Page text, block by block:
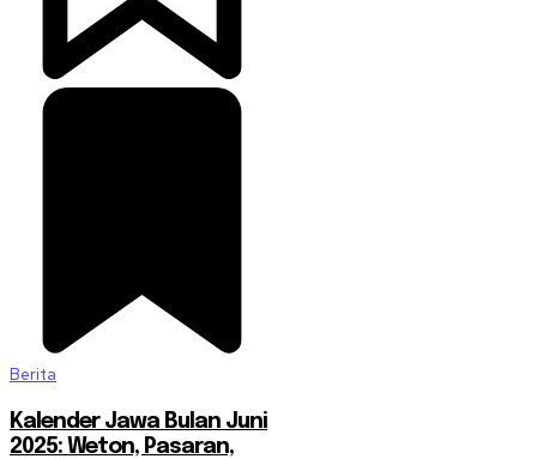
Berita
Kalender Jawa Bulan Juni
2025: Weton, Pasaran,